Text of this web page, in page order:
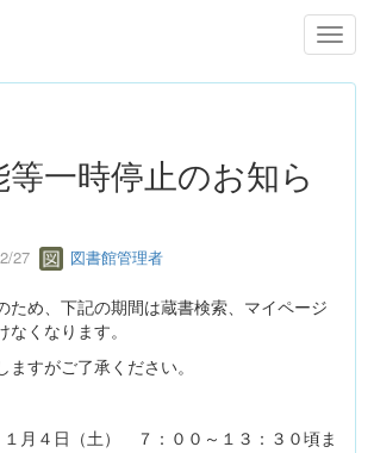
一時停止のお知ら
27 図書館管理者
ため、下記の期間は蔵書検索、マイページ
くなります。
すがご了承ください。
４日（土） ７：００～１３：３０頃ま